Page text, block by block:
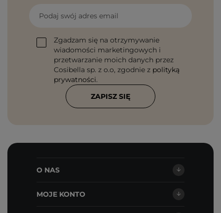
Podaj swój adres email
Zgadzam się na otrzymywanie
wiadomości marketingowych i
przetwarzanie moich danych przez
Cosibella sp. z o.o, zgodnie z polityką
prywatności.
ZAPISZ SIĘ
O NAS
MOJE KONTO